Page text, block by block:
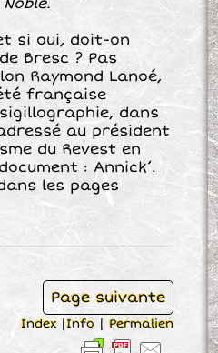
si oui, doit-on
Bresc ? Pas
Raymond Lanoé,
française
dans
au président
du Revest en
: Annick’.
les pages
Page suivante
Index|Info | Permalien